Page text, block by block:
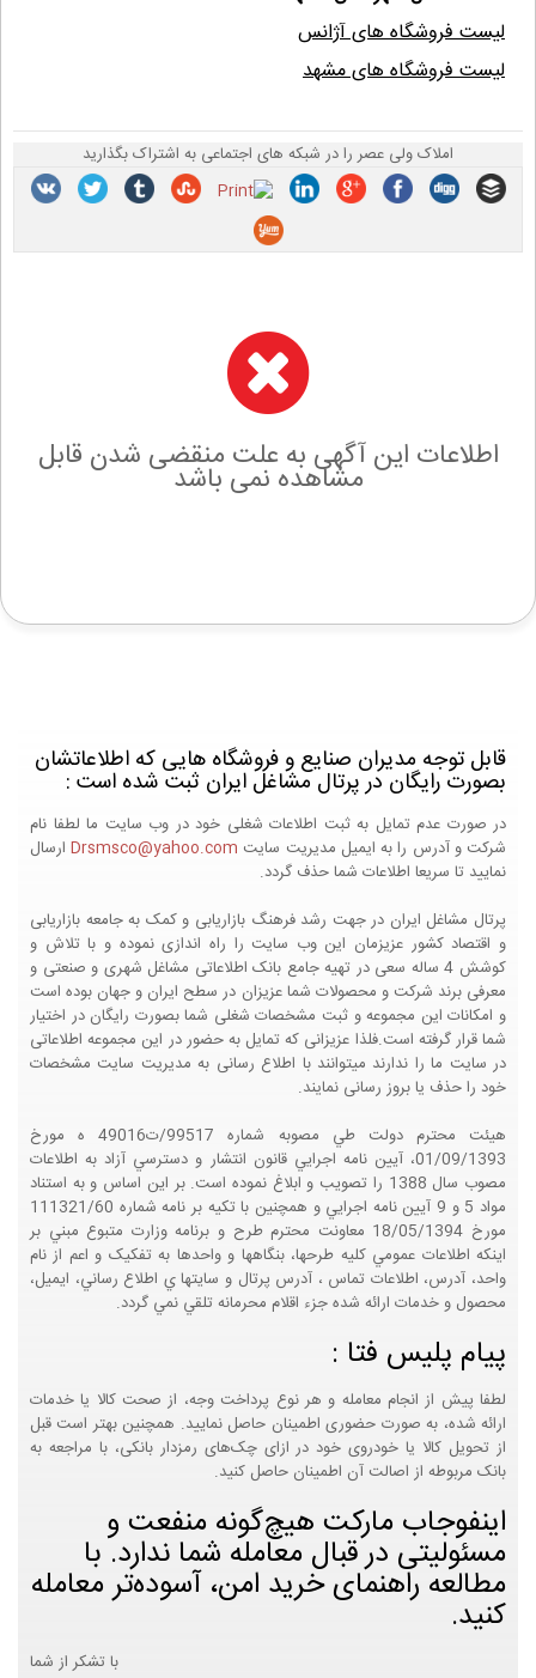
لیست فروشگاه های آژانس
لیست فروشگاه های مشهد
املاک ولی عصر را در شبکه های اجتماعی به اشتراک بگذارید
اطلاعات این آگهی به علت منقضی شدن قابل
مشاهده نمی باشد
قابل توجه مدیران صنایع و فروشگاه هایی که اطلاعاتشان
بصورت رایگان در پرتال مشاغل ایران ثبت شده است :
در صورت عدم تمایل به ثبت اطلاعات شغلی خود در وب سایت ما لطفا نام
شرکت و آدرس را به ایمیل مدیریت سایت Drsmsco@yahoo.comارسال
نمایید تا سریعا اطلاعات شما حذف گردد.
پرتال مشاغل ایران در جهت رشد فرهنگ بازاریابی و کمک به جامعه بازاریابی
و اقتصاد کشور عزیزمان این وب سایت را راه اندازی نموده و با تلاش و
کوشش 4 ساله سعی در تهیه جامع بانک اطلاعاتی مشاغل شهری و صنعتی و
معرفی برند شرکت و محصولات شما عزیزان در سطح ایران و جهان بوده است
و امکانات این مجموعه و ثبت مشخصات شغلی شما بصورت رایگان در اختیار
شما قرار گرفته است.فلذا عزیزانی که تمایل به حضور در این مجموعه اطلاعاتی
در سایت ما را ندارند میتوانند با اطلاع رسانی به مدیریت سایت مشخصات
خود را حذف یا بروز رسانی نمایند.
هيئت محترم دولت طي مصوبه شماره 99517/ت49016 ه مورخ
01/09/1393، آيين نامه اجرايي قانون انتشار و دسترسي آزاد به اطلاعات
مصوب سال 1388 را تصويب و ابلاغ نموده است. بر اين اساس و به استناد
مواد 5 و 9 آيين نامه اجرايي و همچنين با تکيه بر نامه شماره 111321/60
مورخ 18/05/1394 معاونت محترم طرح و برنامه وزارت متبوع مبني بر
اينکه اطلاعات عمومي کليه طرحها، بنگاهها و واحدها به تفکيک و اعم از نام
واحد، آدرس، اطلاعات تماس ، آدرس پرتال و سايتها ي اطلاع رساني، ايميل،
محصول و خدمات ارائه شده جزء اقلام محرمانه تلقي نمي گردد.
پیام پلیس فتا :
لطفا پیش از انجام معامله و هر نوع پرداخت وجه، از صحت کالا یا خدمات
ارائه شده، به صورت حضوری اطمینان حاصل نمایید. همچنین بهتر است قبل
از تحویل کالا یا خودروی خود در ازای چک‌های رمزدار بانکی، با مراجعه به
بانک مربوطه از اصالت آن اطمینان حاصل کنید.
اینفوجاب مارکت هیچ‌گونه منفعت و
مسئولیتی در قبال معامله شما ندارد. با
مطالعه راهنمای خرید امن، آسوده‌تر معامله
کنید.
با تشکر از شما